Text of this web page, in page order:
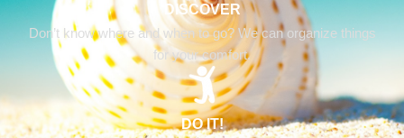
DISCOVER
Don’t know where and when to go? We can organize things
for your comfort.
DO IT!